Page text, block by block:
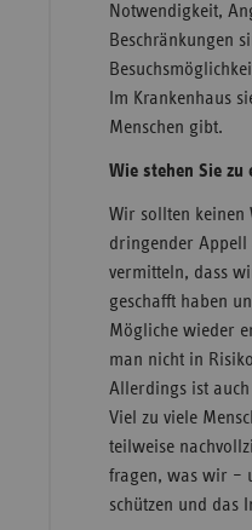
Notwendigkeit,
Beschränkungen
Im Krankenhaus
Menschen gibt.
Wie stehen Sie
Wir sollten keinen
dringender Appell
vermitteln, dass
geschafft haben
Mögliche wieder
man nicht in
Allerdings ist
Viel zu viele
teilweise
fragen, was wir –
schützen und das